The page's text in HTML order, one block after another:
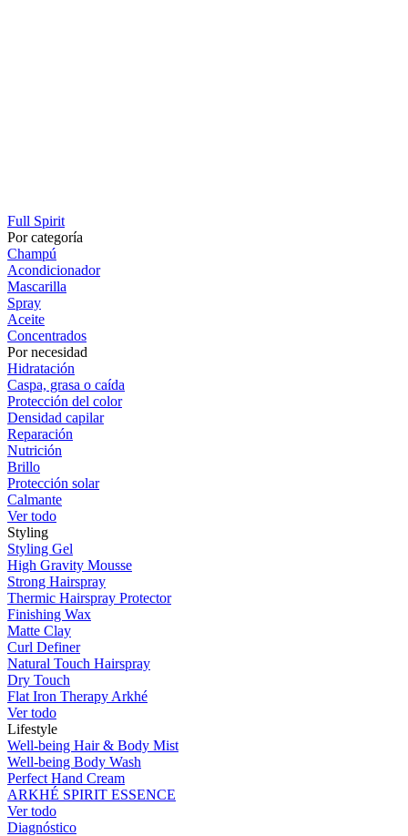
Full Spirit
Por categoría
Champú
Acondicionador
Mascarilla
Spray
Aceite
Concentrados
Por necesidad
Hidratación
Caspa, grasa o caída
Protección del color
Densidad capilar
Reparación
Nutrición
Brillo
Protección solar
Calmante
Ver todo
Styling
Styling Gel
High Gravity Mousse
Strong Hairspray
Thermic Hairspray Protector
Finishing Wax
Matte Clay
Curl Definer
Natural Touch Hairspray
Dry Touch
Flat Iron Therapy Arkhé
Ver todo
Lifestyle
Well-being Hair & Body Mist
Well-being Body Wash
Perfect Hand Cream
ARKHÉ SPIRIT ESSENCE
Ver todo
Diagnóstico